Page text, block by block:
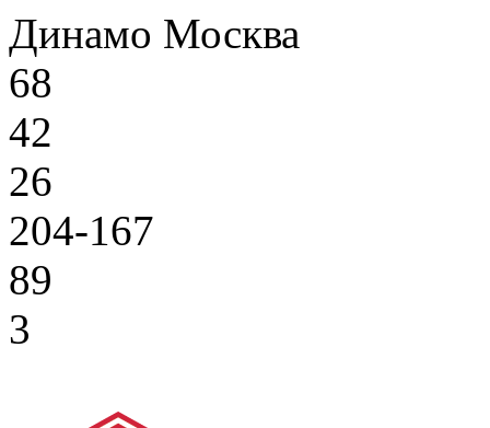
Динамо Москва
68
42
26
204-167
89
3